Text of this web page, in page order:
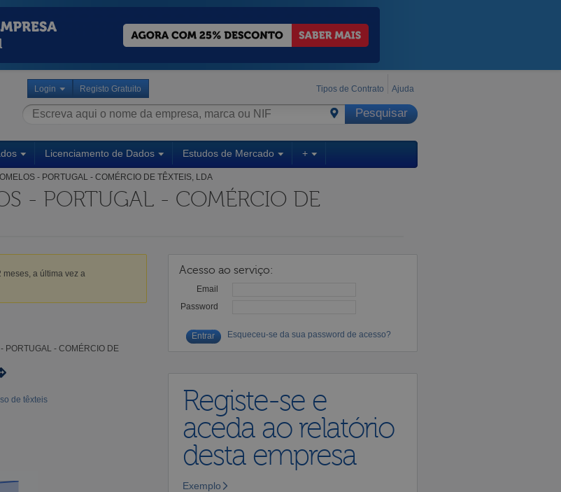
Login Registo Gratuito Tipos de Contrato Ajuda
Licenciamento de Dados Estudos de Mercado +
- PORTUGAL - COMÉRCIO DE TÊXTEIS, LDA
- PORTUGAL - COMÉRCIO DE
a última vez a
PORTUGAL - COMÉRCIO DE
de têxteis
Acesso ao serviço:
Email
Password
Esqueceu-se da sua password de acesso?
Registe-se e
aceda ao relatório
desta empresa
Exemplo